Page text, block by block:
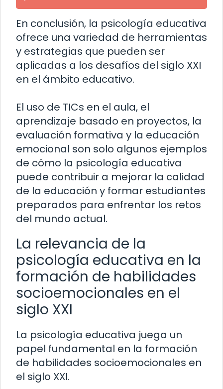
En conclusión, la psicología educativa
ofrece una variedad de herramientas
y estrategias que pueden ser
aplicadas a los desafíos del siglo XXI
en el ámbito educativo.
El uso de TICs en el aula, el
aprendizaje basado en proyectos, la
evaluación formativa y la educación
emocional son solo algunos ejemplos
de cómo la psicología educativa
puede contribuir a mejorar la calidad
de la educación y formar estudiantes
preparados para enfrentar los retos
del mundo actual.
La relevancia de la
psicología educativa en la
formación de habilidades
socioemocionales en el
siglo XXI
La psicología educativa juega un
papel fundamental en la formación
de habilidades socioemocionales en
el siglo XXI.